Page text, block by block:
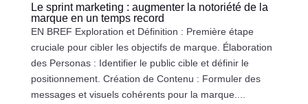
Le sprint marketing : augmenter la notoriété de la
marque en un temps record
EN BREF Exploration et Définition : Première étape
cruciale pour cibler les objectifs de marque. Élaboration
des Personas : Identifier le public cible et définir le
positionnement. Création de Contenu : Formuler des
messages et visuels cohérents pour la marque....